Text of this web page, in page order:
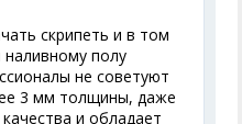
скрипеть и в том
наливному полу
не советуют
3 мм толщины, даже
и обладает